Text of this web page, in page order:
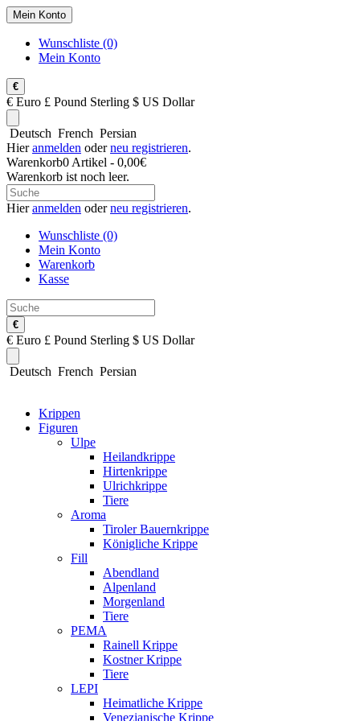
Mein Konto
Wunschliste (0)
Mein Konto
€
€ Euro £ Pound Sterling $ US Dollar
Deutsch French
Hieranmelden oderneu registrieren.
Warenkorb0 Artikel - 0,00€
Warenkorb ist noch leer.
Hieranmelden oderneu registrieren.
Wunschliste (0)
Mein Konto
Warenkorb
Kasse
€
€ Euro £ Pound Sterling $ US Dollar
Deutsch French
Krippen
Figuren
Ulpe
Heilandkrippe
Hirtenkrippe
Ulrichkrippe
Tiere
Aroma
Tiroler Bauernkrippe
Königliche Krippe
Fill
Abendland
Alpenland
Morgenland
Tiere
PEMA
Rainell Krippe
Kostner Krippe
Tiere
LEPI
Heimatliche Krippe